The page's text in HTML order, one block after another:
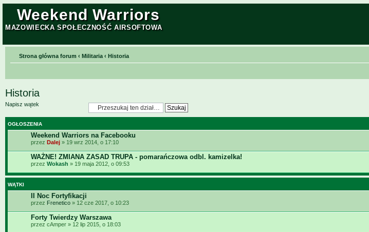
Weekend Warriors
MAZOWIECKA SPOŁECZNOŚĆ AIRSOFTOWA
Strona główna forum ‹ Militaria ‹ Historia
Historia
Napisz wątek
OGŁOSZENIA
Weekend Warriors na Facebooku
przez Dalej » 19 wrz 2014, o 17:10
WAŻNE! ZMIANA ZASAD TRUPA - pomarańczowa odbl. kamizelka!
przez Wokash » 19 maja 2012, o 09:53
WĄTKI
II Noc Fortyfikacji
przez Frenetico » 12 cze 2017, o 10:23
Forty Twierdzy Warszawa
przez cAmper » 12 lip 2015, o 18:03